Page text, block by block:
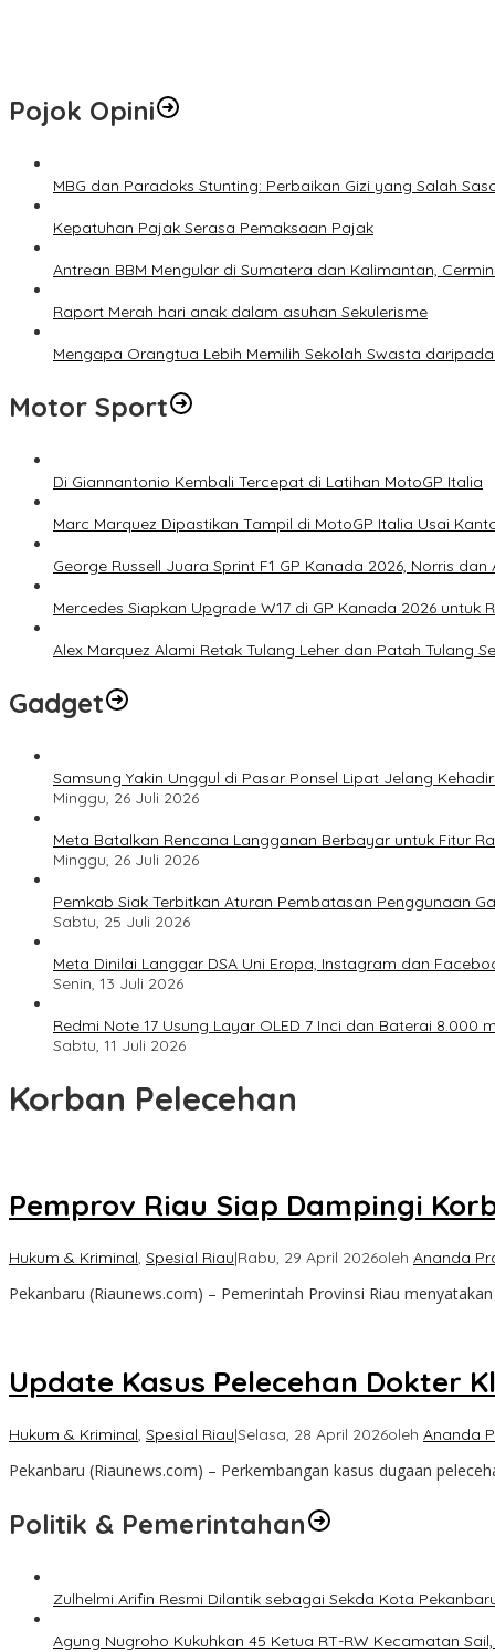
Pojok Opini
MBG dan Paradoks Stunting: Perbaikan Gizi yang Salah
Kepatuhan Pajak Serasa Pemaksaan Pajak
Antrean BBM Mengular di Sumatera dan Kalimantan,
Raport Merah hari anak dalam asuhan Sekulerisme
Mengapa Orangtua Lebih Memilih Sekolah Swasta
Motor Sport
Di Giannantonio Kembali Tercepat di Latihan MotoGP Italia
Marc Marquez Dipastikan Tampil di MotoGP Italia Usai
George Russell Juara Sprint F1 GP Kanada 2026, Norris
Mercedes Siapkan Upgrade W17 di GP Kanada 2026 untuk
Alex Marquez Alami Retak Tulang Leher dan Patah Tulang
Gadget
Samsung Yakin Unggul di Pasar Ponsel Lipat Jelang
Minggu, 26 Juli 2026
Meta Batalkan Rencana Langganan Berbayar untuk Fitur
Minggu, 26 Juli 2026
Pemkab Siak Terbitkan Aturan Pembatasan Penggunaan
Sabtu, 25 Juli 2026
Meta Dinilai Langgar DSA Uni Eropa, Instagram dan
Senin, 13 Juli 2026
Redmi Note 17 Usung Layar OLED 7 Inci dan Baterai 8.000
Sabtu, 11 Juli 2026
Korban Pelecehan
Pemprov Riau Siap Dampingi
Hukum & Kriminal, Spesial Riau|Rabu, 29 April 2026oleh Ananda
Pekanbaru (Riaunews.com) – Pemerintah Provinsi Riau
Update Kasus Pelecehan Dokter
Hukum & Kriminal, Spesial Riau|Selasa, 28 April 2026oleh Ananda
Pekanbaru (Riaunews.com) – Perkembangan kasus dugaan
Politik & Pemerintahan
Zulhelmi Arifin Resmi Dilantik sebagai Sekda Kota
Agung Nugroho Kukuhkan 45 Ketua RT-RW Kecamatan